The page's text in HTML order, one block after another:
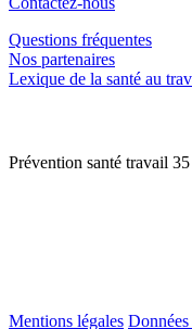
Questions fréquentes
Nos partenaires
Lexique de la santé au
Prévention santé travail
Mentions légales